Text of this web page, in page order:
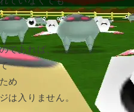
であれば、
め
は入りません。